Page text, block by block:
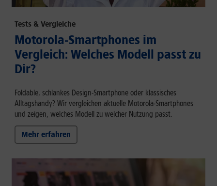
Tests & Vergleiche
Motorola-Smartphones im
Vergleich: Welches Modell passt zu
Dir?
Foldable, schlankes Design-Smartphone oder klassisches
Alltagshandy? Wir vergleichen aktuelle Motorola-Smartphones
und zeigen, welches Modell zu welcher Nutzung passt.
Mehr erfahren